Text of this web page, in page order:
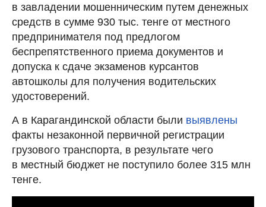
в завладении мошенническим путем денежных
средств в сумме 930 тыс. тенге от местного
предпринимателя под предлогом
беспрепятственного приема документов и
допуска к сдаче экзаменов курсантов
автошколы для получения водительских
удостоверений.
А в Карагандинской области были выявлены
факты незаконной первичной регистрации
грузового транспорта, в результате чего
в местный бюджет не поступило более 315 млн
тенге.